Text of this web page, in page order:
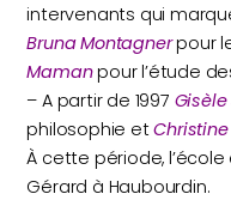
intervenants qui
Bruna Montagnerpour
Mamanpour l’étude
– A partir de 1997
philosophie et
À cette période,
Gérard à Haubourdin.